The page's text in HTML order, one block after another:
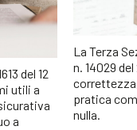
del 12
utili a
a
La Terza
n. 14029
pratica
nulla.